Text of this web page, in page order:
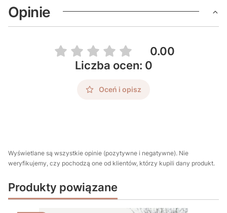
Opinie
0.00
Liczba ocen: 0
Oceń i opisz
Wyświetlane są wszystkie opinie (pozytywne i negatywne). Nie
weryfikujemy, czy pochodzą one od klientów, którzy kupili dany produkt.
Produkty powiązane